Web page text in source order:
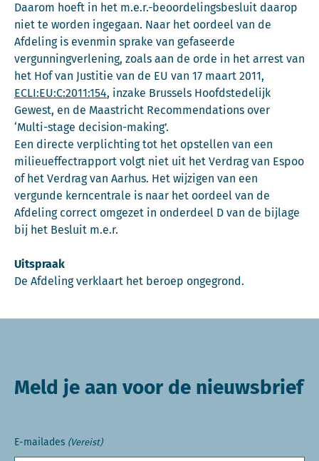
Daarom hoeft in het m.e.r.-beoordelingsbesluit daarop
niet te worden ingegaan. Naar het oordeel van de
Afdeling is evenmin sprake van gefaseerde
vergunningverlening, zoals aan de orde in het arrest van
het Hof van Justitie van de EU van 17 maart 2011,
ECLI:EU:C:2011:154, inzake Brussels Hoofdstedelijk
Gewest, en de Maastricht Recommendations over
‘Multi-stage decision-making’.
Een directe verplichting tot het opstellen van een
milieueffectrapport volgt niet uit het Verdrag van Espoo
of het Verdrag van Aarhus. Het wijzigen van een
vergunde kerncentrale is naar het oordeel van de
Afdeling correct omgezet in onderdeel D van de bijlage
bij het Besluit m.e.r.
Uitspraak
De Afdeling verklaart het beroep ongegrond.
Meld je aan voor de nieuwsbrief
E-mailades (Vereist)